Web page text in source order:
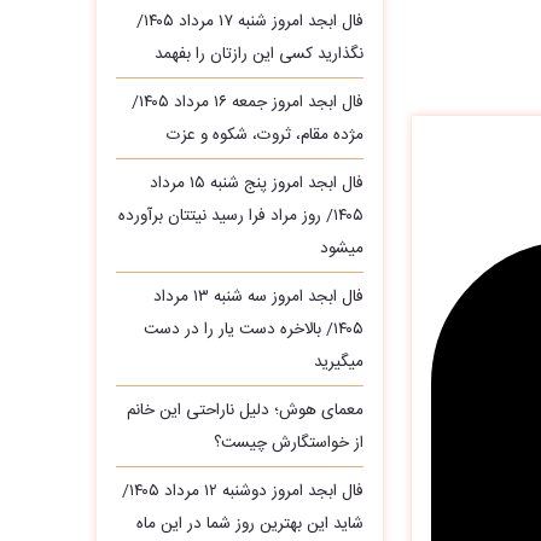
فال ابجد امروز شنبه ۱۷ مرداد ۱۴۰۵/
نگذارید کسی این رازتان را بفهمد
فال ابجد امروز جمعه ۱۶ مرداد ۱۴۰۵/
مژده مقام، ثروت، شکوه و عزت
فال ابجد امروز پنج شنبه ۱۵ مرداد
۱۴۰۵/ روز مراد فرا رسید نیتتان برآورده
میشود
فال ابجد امروز سه‌ شنبه ۱۳ مرداد
۱۴۰۵/ بالاخره دست یار را در دست
میگیرید
معمای هوش؛ دلیل ناراحتی این خانم
از خواستگارش چیست؟
فال ابجد امروز دوشنبه ۱۲ مرداد ۱۴۰۵/
شاید این بهترین روز شما در این ماه